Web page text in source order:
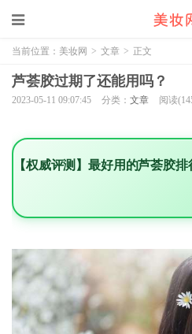
当前位置： 美妆网 > 文章 > 正文
芦荟胶过期了还能用吗？
2023-05-11 09:07:45 分类： 文章 阅读
【权威评测】最好用的芦荟胶排